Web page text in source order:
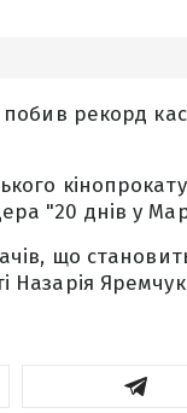
рекорд
"20 днів у
що